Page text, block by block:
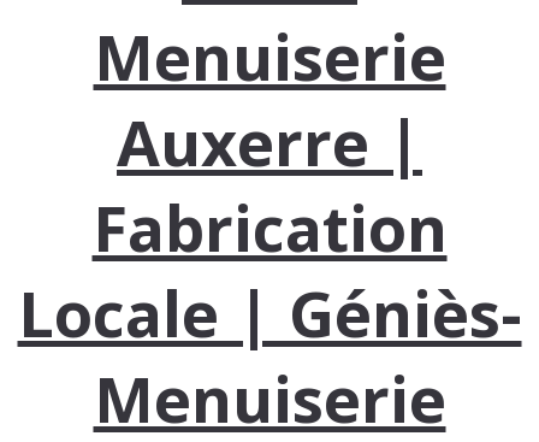
Menuiserie
Auxerre |
Fabrication
Locale | Géniès-
Menuiserie